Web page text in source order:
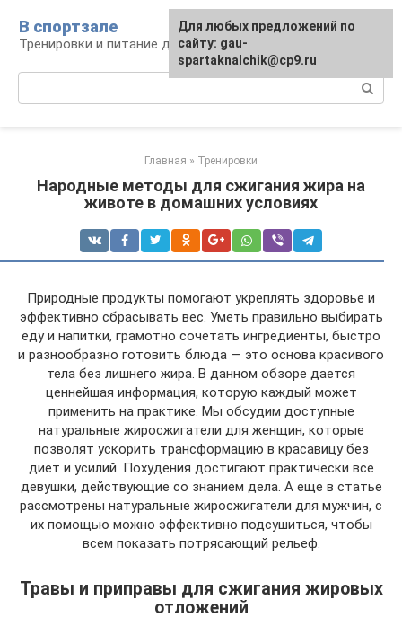
контенту
В спортзале
Тренировки и питание для здоровья
Главная » Тренировки
Народные методы для сжигания жира на
животе в домашних условиях
Природные продукты помогают укреплять здоровье и
эффективно сбрасывать вес. Уметь правильно выбирать
еду и напитки, грамотно сочетать ингредиенты, быстро
и разнообразно готовить блюда — это основа красивого
тела без лишнего жира. В данном обзоре дается
ценнейшая информация, которую каждый может
применить на практике. Мы обсудим доступные
натуральные жиросжигатели для женщин, которые
позволят ускорить трансформацию в красавицу без
диет и усилий. Похудения достигают практически все
девушки, действующие со знанием дела. А еще в статье
рассмотрены натуральные жиросжигатели для мужчин, с
их помощью можно эффективно подсушиться, чтобы
всем показать потрясающий рельеф.
Травы и приправы для сжигания жировых
отложений
Для любых предложений по
сайту: gau-
spartaknalchik@cp9.ru